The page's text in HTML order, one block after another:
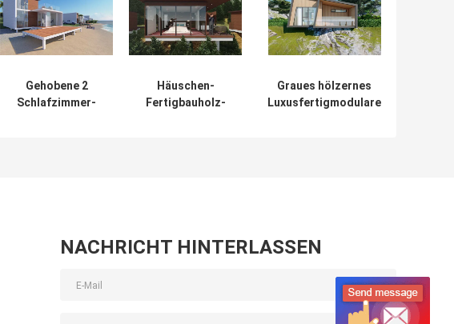
Gehobene 2
Schlafzimmer-
Häuschen-
Fertigbauholz-
Graues hölzernes
Luxusfertigmodulare
NACHRICHT HINTERLASSEN